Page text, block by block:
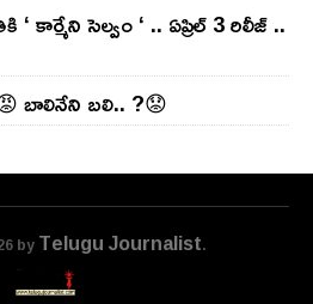
‘ కార్మేని సెల్వం ‘ .. ఏప్రిల్ 3 రిలీజ్ ..
బాలినేని బలి.. ?😟
byTelugu Journalist.